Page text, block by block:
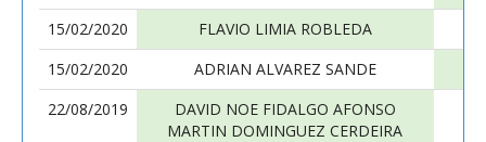
15/02/2020
FLAVIO LIMIA ROBLEDA
15/02/2020
ADRIAN ALVAREZ SANDE
22/08/2019
DAVID NOE FIDALGO AFONSO
MARTIN DOMINGUEZ CERDEIRA